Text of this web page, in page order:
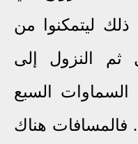
ذلك ليتمكنوا من
ثم النزول إلى
السبع
. فالمسافات هناك